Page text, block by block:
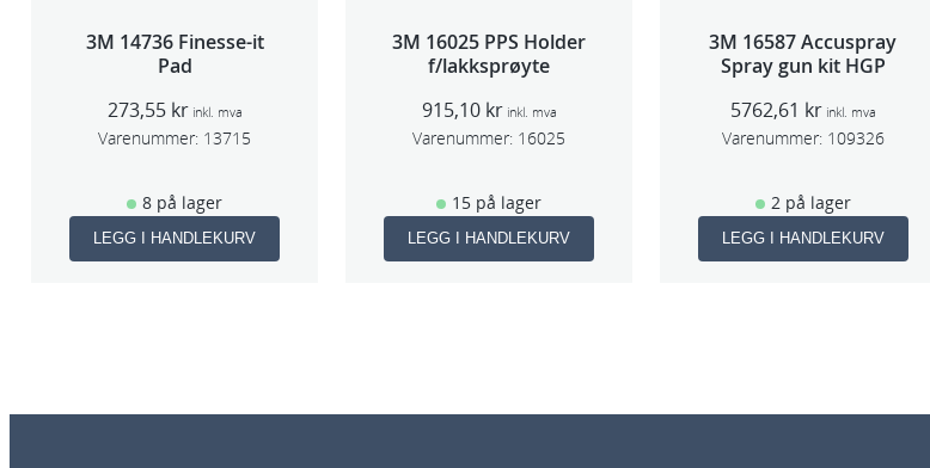
l
l
3M 14736 Finesse-it
Pad
273,55 kr inkl. mva
Varenummer: 13715
8 på lager
LEGG I HANDLEKURV
3M 16025 PPS Holder
f/lakksprøyte
915,10 kr inkl. mva
Varenummer: 16025
15 på lager
LEGG I HANDLEKURV
3M 16587 Accuspray
Spray gun kit HGP
5762,61 kr inkl. mva
Varenummer: 109326
2 på lager
LEGG I HANDLEKURV